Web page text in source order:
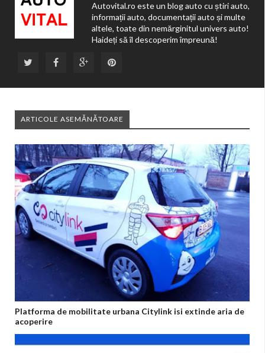
Autovital.ro este un blog auto cu știri auto,
informații auto, documentații auto și multe
altele, toate din nemărginitul univers auto!
Haideți să îl descoperim împreună!
ARTICOLE ASEMĂNĂTOARE
Platforma de mobilitate urbana Citylink isi extinde aria de
acoperire